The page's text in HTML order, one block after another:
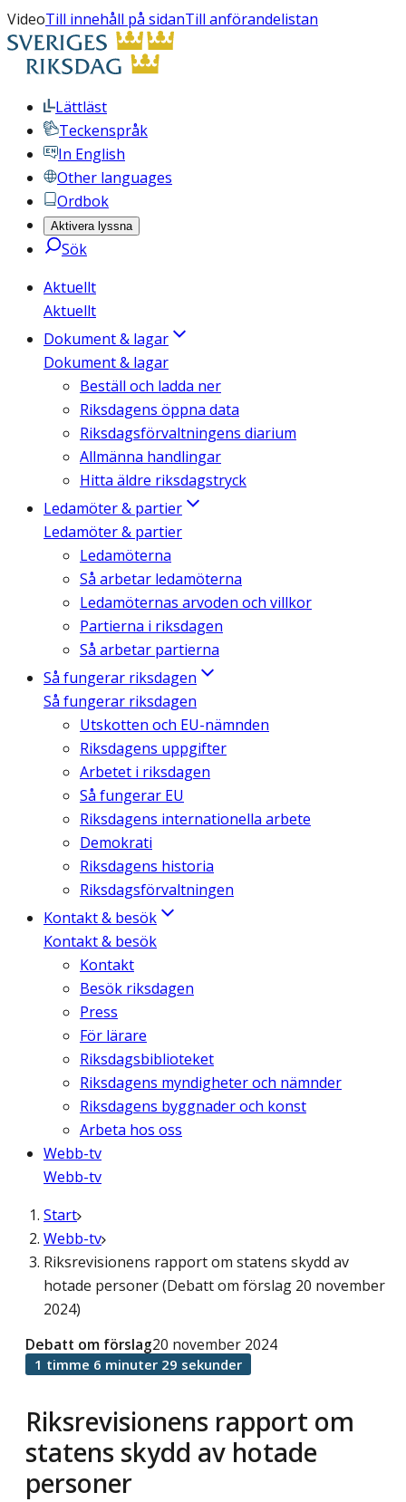
VideoTill innehåll på sidanTill anförandelistan
Lättläst
Teckenspråk
In English
Other languages
Ordbok
Aktivera lyssna
Sök
Aktuellt
Aktuellt
Dokument & lagar
Dokument & lagar
Beställ och ladda ner
Riksdagens öppna data
Riksdagsförvaltningens diarium
Allmänna handlingar
Hitta äldre riksdagstryck
Ledamöter & partier
Ledamöter & partier
Ledamöterna
Så arbetar ledamöterna
Ledamöternas arvoden och villkor
Partierna i riksdagen
Så arbetar partierna
Så fungerar riksdagen
Så fungerar riksdagen
Utskotten och EU-nämnden
Riksdagens uppgifter
Arbetet i riksdagen
Så fungerar EU
Riksdagens internationella arbete
Demokrati
Riksdagens historia
Riksdagsförvaltningen
Kontakt & besök
Kontakt & besök
Kontakt
Besök riksdagen
Press
För lärare
Riksdagsbiblioteket
Riksdagens myndigheter och nämnder
Riksdagens byggnader och konst
Arbeta hos oss
Webb-tv
Webb-tv
Start
Webb-tv
Riksrevisionens rapport om statens skydd av
hotade personer (Debatt om förslag 20 november
2024)
Riksrevisionens rapport om
statens skydd av hotade
personer
Debatt om förslag20 november 2024
1 timme 6 minuter 29 sekunder